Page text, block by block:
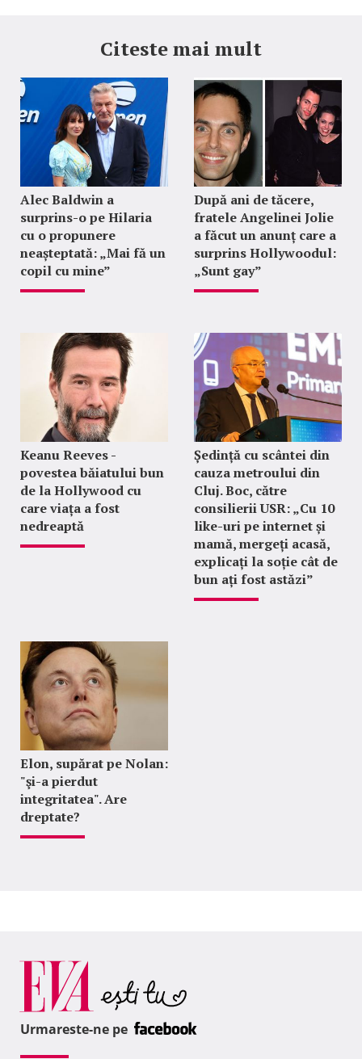
Citeste mai mult
Alec Baldwin a
surprins-o pe Hilaria
cu o propunere
neașteptată: „Mai fă un
copil cu mine”
După ani de tăcere,
fratele Angelinei Jolie
a făcut un anunț care a
surprins Hollywoodul:
„Sunt gay”
Keanu Reeves -
povestea băiatului bun
de la Hollywood cu
care viața a fost
nedreaptă
Ședință cu scântei din
cauza metroului din
Cluj. Boc, către
consilierii USR: „Cu 10
like-uri pe internet și
mamă, mergeți acasă,
explicați la soție cât de
bun ați fost astăzi”
Elon, supărat pe Nolan:
"şi-a pierdut
integritatea". Are
dreptate?
Urmareste-ne pe